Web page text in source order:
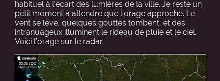
habituel à l’écart des lumières de la ville. Je reste un
petit moment à attendre que l’orage approche. Le
vent se lève, quelques gouttes tombent, et des
intranuageux illuminent le rideau de pluie et le ciel.
Voici l’orage sur le radar.